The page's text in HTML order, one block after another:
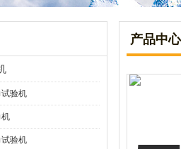
验机
验机
产品中心